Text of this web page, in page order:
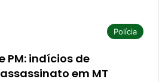
Polícia
PM: indícios de
em MT